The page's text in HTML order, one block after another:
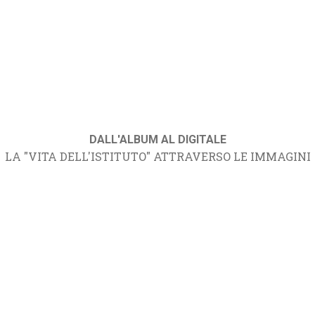
DALL'ALBUM AL DIGITALE
LA "VITA DELL'ISTITUTO" ATTRAVERSO LE IMMAGINI